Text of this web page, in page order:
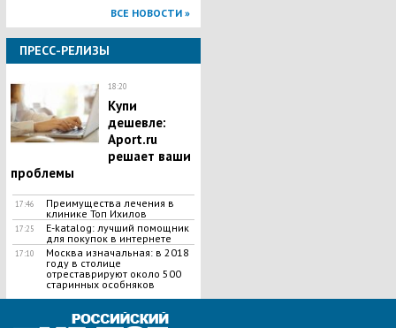
ВСЕ НОВОСТИ »
ПРЕСС-РЕЛИЗЫ
18:20
Купи
дешевле:
Aport.ru
решает ваши
проблемы
17:46
Преимущества лечения в
клинике Топ Ихилов
17:25
E-katalog: лучший помощник
для покупок в интернете
17:10
Москва изначальная: в 2018
году в столице
отреставрируют около 500
старинных особняков